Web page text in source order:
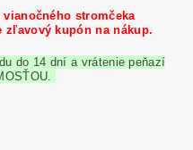
stromčeka
zľavový kupón na nákup.
do 14 dní a vrátenie peňazí